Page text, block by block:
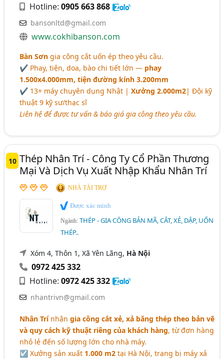
Hotline:0905 663 868
bansonltd@gmail.com
www.cokhibanson.com
Bàn Sơn gia công cắt uốn ép theo yêu cầu.
✔ Phay, tiện, doa, bào chi tiết lớn — phay
1.500x4.000mm, tiện đường kính 3.200mm
✔ 13+ máy chuyên dụng Nhật |Xưởng 2.000m2| Đội kỹ
thuật 9 kỹ sư/thạc sĩ
Liên hệ để được tư vấn & báo giá gia công theo yêu cầu.
10 Thép Nhân Trí - Công Ty Cổ Phần Thương
Mại Và Dịch Vụ Xuất Nhập Khẩu Nhân Trí
NHÀ TÀI TRỢ
Được xác minh
Ngành:THÉP - GIA CÔNG BẢN MÃ, CẮT, XẺ, DẬP, UỐN
THÉP..
Xóm 4, Thôn 1, Xã Yên Lãng, Hà Nội
0972 425 332
Hotline:0972 425 332
nhantrivn@gmail.com
Nhân Trínhậngia công cắt xẻ, xả băng thép theo bản vẽ
và quy cách kỹ thuật riêng của khách hàng, từ đơn hàng
nhỏ lẻ đến số lượng lớn cho nhà máy.
☑ Xưởng sản xuất 1.000 m2 tại Hà Nội, trang bị máy xả